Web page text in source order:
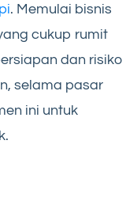
. Memulai bisnis
cukup rumit
dan risiko
selama pasar
ini untuk